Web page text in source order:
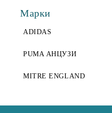
Марки
ADIDAS
PUMA АНЦУЗИ
MITRE ENGLAND